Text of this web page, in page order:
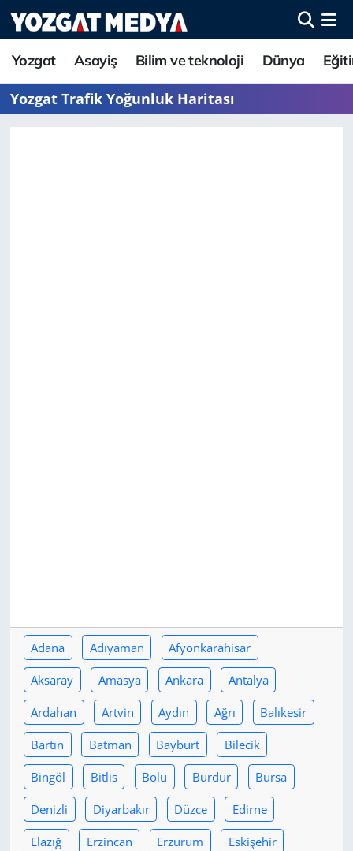
Yozgat Asayiş Bilim ve teknoloji Dünya
Yozgat Trafik Yoğunluk Haritası
Adana Adıyaman Afyonkarahisar
Aksaray Amasya Ankara Antalya
Ardahan Artvin Aydın Ağrı Balıkesir
Bartın Batman Bayburt Bilecik
Bingöl Bitlis Bolu Burdur Bursa
Denizli Diyarbakır Düzce Edirne
Elazığ Erzincan Erzurum Eskişehir